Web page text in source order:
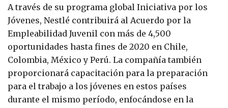
A través de su programa global Iniciativa por los
Jóvenes, Nestlé contribuirá al Acuerdo por la
Empleabilidad Juvenil con más de 4,500
oportunidades hasta fines de 2020 en Chile,
Colombia, México y Perú. La compañía también
proporcionará capacitación para la preparación
para el trabajo a los jóvenes en estos países
durante el mismo período, enfocándose en la